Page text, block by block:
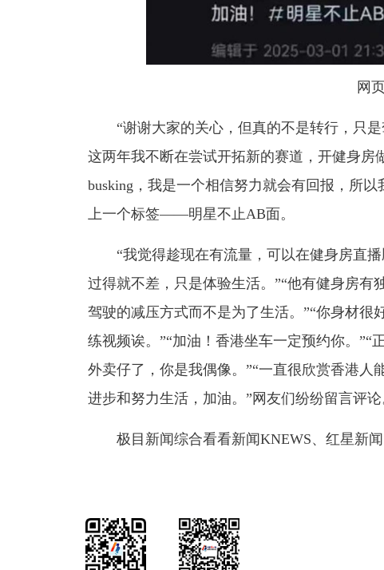
网
“谢谢大家的关心，但真的不是转行，只是
这两年我不断在尝试开拓新的赛道，开健身
busking，我是一个相信努力就会有回报，所
上一个标签——明星不止AB面。
“我觉得趁现在有流量，可以在健身房直播
过得就不差，只是体验生活。”“他有健身房有
驾驶的减压方式而不是为了生活。”“你身材
练视频诶。”“加油！香港坐车一定预约你。
外卖仔了，你是我偶像。”“一直很欣赏香港
进步和努力生活，加油。”网友们纷纷留言评论
极目新闻综合看看新闻KNEWS、红星新闻